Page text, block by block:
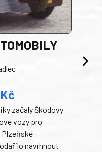
začaly Škodovy
vozy pro
Plzeňské
navrhnout